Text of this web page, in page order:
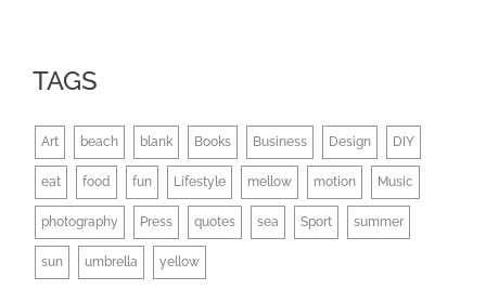
TAGS
Art beach blank Books Business Design DIY
eat food fun Lifestyle mellow motion Music
photography Press quotes sea Sport summer
sun umbrella yellow